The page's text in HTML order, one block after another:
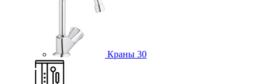
Краны 30